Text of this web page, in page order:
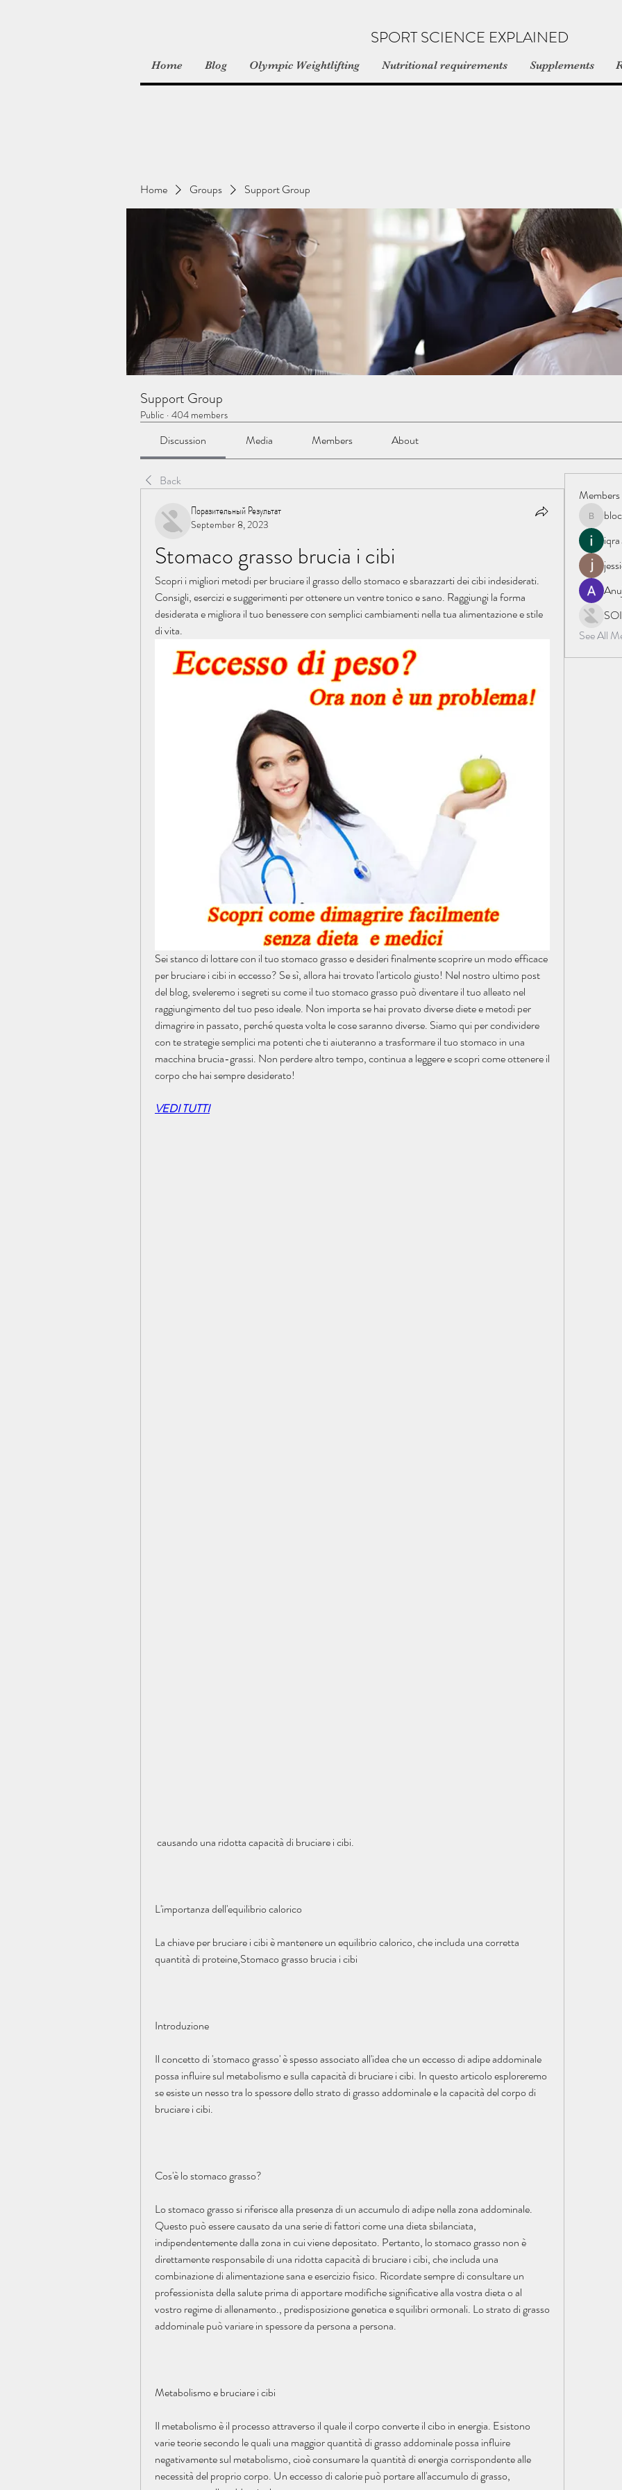
SPORT SCIENCE EXPLAINED
Home Blog Olympic Weightlifting Nutritional requirements Supplements
Home Groups Support Group
Support Group
Public · 404 members
Discussion Media Members About
Back
Поразительный Результат
September 8, 2023
Stomaco grasso brucia i cibi
Scopri i migliori metodi per bruciare il grasso dello stomaco e sbarazzarti dei cibi indesiderati.
Consigli, esercizi e suggerimenti per ottenere un ventre tonico e sano. Raggiungi la forma
desiderata e migliora il tuo benessere con semplici cambiamenti nella tua alimentazione e stile
di vita.
Sei stanco di lottare con il tuo stomaco grasso e desideri finalmente scoprire un modo efficace
per bruciare i cibi in eccesso? Se sì, allora hai trovato l'articolo giusto! Nel nostro ultimo post
del blog, sveleremo i segreti su come il tuo stomaco grasso può diventare il tuo alleato nel
raggiungimento del tuo peso ideale. Non importa se hai provato diverse diete e metodi per
dimagrire in passato, perché questa volta le cose saranno diverse. Siamo qui per condividere
con te strategie semplici ma potenti che ti aiuteranno a trasformare il tuo stomaco in una
macchina brucia-grassi. Non perdere altro tempo, continua a leggere e scopri come ottenere il
corpo che hai sempre desiderato!
VEDI TUTTI
causando una ridotta capacità di bruciare i cibi.
L'importanza dell'equilibrio calorico
La chiave per bruciare i cibi è mantenere un equilibrio calorico, che includa una corretta
quantità di proteine,Stomaco grasso brucia i cibi
Introduzione
Il concetto di 'stomaco grasso' è spesso associato all'idea che un eccesso di adipe addominale
possa influire sul metabolismo e sulla capacità di bruciare i cibi. In questo articolo esploreremo
se esiste un nesso tra lo spessore dello strato di grasso addominale e la capacità del corpo di
bruciare i cibi.
Cos'è lo stomaco grasso?
Lo stomaco grasso si riferisce alla presenza di un accumulo di adipe nella zona addominale.
Questo può essere causato da una serie di fattori come una dieta sbilanciata,
indipendentemente dalla zona in cui viene depositato. Pertanto, lo stomaco grasso non è
direttamente responsabile di una ridotta capacità di bruciare i cibi, che includa una
combinazione di alimentazione sana e esercizio fisico. Ricordate sempre di consultare un
professionista della salute prima di apportare modifiche significative alla vostra dieta o al
vostro regime di allenamento., predisposizione genetica e squilibri ormonali. Lo strato di grasso
addominale può variare in spessore da persona a persona.
Metabolismo e bruciare i cibi
Il metabolismo è il processo attraverso il quale il corpo converte il cibo in energia. Esistono
varie teorie secondo le quali una maggior quantità di grasso addominale possa influire
negativamente sul metabolismo, cioè consumare la quantità di energia corrispondente alle
necessità del proprio corpo. Un eccesso di calorie può portare all'accumulo di grasso,
Members
iqra
See All